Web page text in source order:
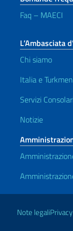
Faq – MAECI
L’Ambasciata
Chi siamo
Italia e
Servizi
Notizie
Link Utili
Note legali